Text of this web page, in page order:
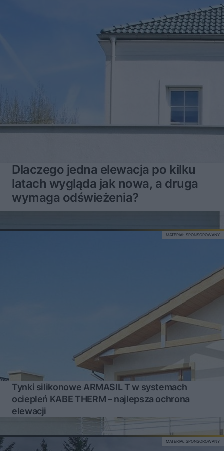
Dlaczego jedna elewacja po kilku
latach wygląda jak nowa, a druga
wymaga odświeżenia?
Tynki silikonowe ARMASIL T w systemach
ociepleń KABE THERM – najlepsza ochrona
elewacji
MATERIAŁ SPONSOROWANY
MATERIAŁ SPONSOROWANY